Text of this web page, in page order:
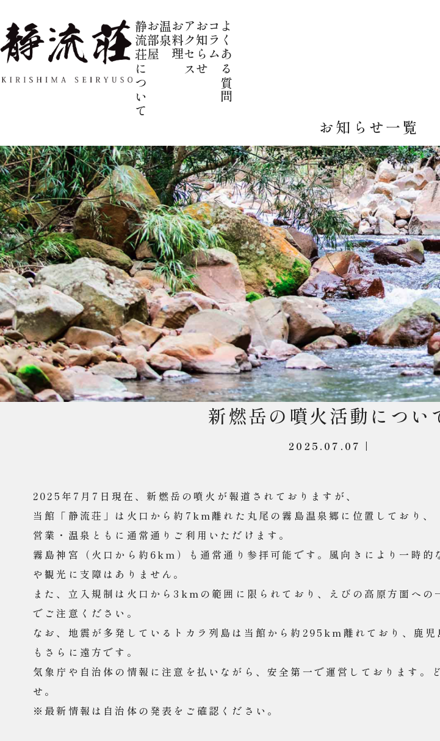
静流荘についてお部屋温泉お料理アクセスお知らせコラムよくある質問
お知らせ一覧
新燃岳の噴火活動につい
2025.07.07 |
2025年7月7日現在、新燃岳の噴火が報道されておりますが、
当館「静流荘」は火口から約7km離れた丸尾の霧島温泉郷に位置しており、
営業・温泉ともに通常通りご利用いただけます。
霧島神宮（火口から約6km）も通常通り参拝可能です。風向きにより一時的
や観光に支障はありません。
また、立入規制は火口から3kmの範囲に限られており、えびの高原方面への
でご注意ください。
なお、地震が多発しているトカラ列島は当館から約295km離れており、鹿
もさらに遠方です。
気象庁や自治体の情報に注意を払いながら、安全第一で運営しております。
せ。
※最新情報は自治体の発表をご確認ください。